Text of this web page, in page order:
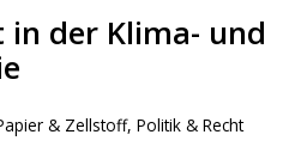
der Klima- und
& Zellstoff, Politik & Recht